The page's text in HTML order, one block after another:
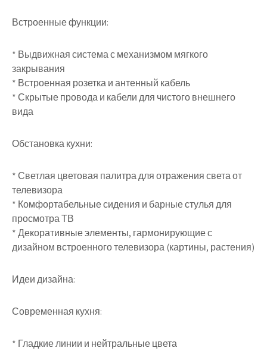
Встроенные функции:
* Выдвижная система с механизмом мягкого
закрывания
* Встроенная розетка и антенный кабель
* Скрытые провода и кабели для чистого внешнего
вида
Обстановка кухни:
* Светлая цветовая палитра для отражения света от
телевизора
* Комфортабельные сидения и барные стулья для
просмотра ТВ
* Декоративные элементы, гармонирующие с
дизайном встроенного телевизора (картины, растения)
Идеи дизайна:
Современная кухня:
* Гладкие линии и нейтральные цвета